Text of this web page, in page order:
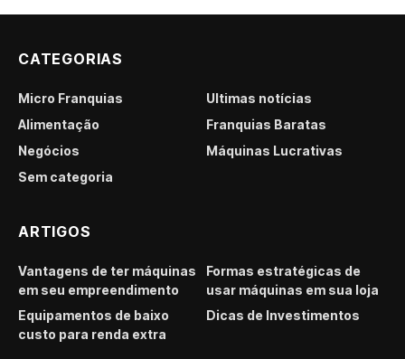
CATEGORIAS
Micro Franquias
Últimas notícias
Alimentação
Franquias Baratas
Negócios
Máquinas Lucrativas
Sem categoria
ARTIGOS
Vantagens de ter máquinas
em seu empreendimento
Formas estratégicas de
usar máquinas em sua loja
Equipamentos de baixo
custo para renda extra
Dicas de Investimentos